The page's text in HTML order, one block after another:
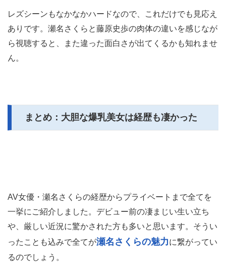
レズシーンもなかなかハードなので、これだけでも見応え
ありです。瀬名さくらと藤原史歩の肉体の違いを感じなが
ら視聴すると、また違った面白さが出てくるかも知れませ
ん。
まとめ：大胆な爆乳美女は経歴も凄かった
AV女優・瀬名さくらの経歴からプライベートまで全てを
一挙にご紹介しました。デビュー前の凄まじい生い立ち
や、厳しい近況に驚かされた方も多いと思います。そうい
ったことも込みで全てが瀬名さくらの魅力に繋がってい
るのでしょう。